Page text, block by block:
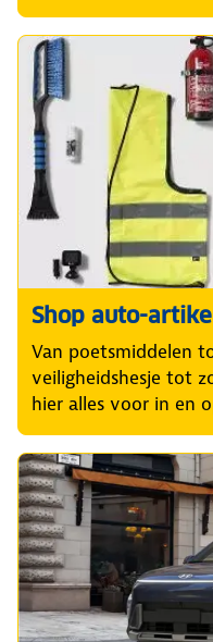
Shop auto-
Van poetsmiddelen
veiligheidshesje tot
hier alles voor in en